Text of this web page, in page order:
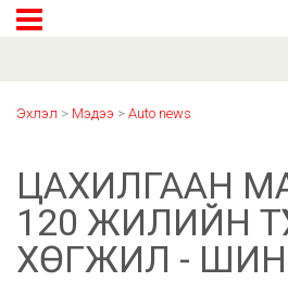
Эхлэл > Мэдээ > Auto news
ЦАХИЛГААН
120 ЖИЛИЙН
ХӨГЖИЛ -